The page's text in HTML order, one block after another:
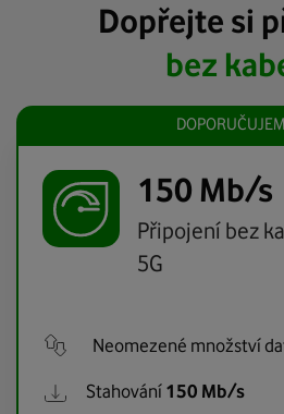
Dopřejte si
bez
150 Mb/s
Připojení bez
5G
Neomezené množství
Stahování 150 Mb/s